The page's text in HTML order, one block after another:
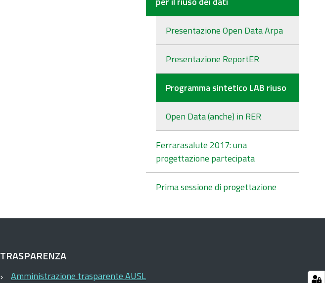
Presentazione Open Data Arpa
Presentazione ReportER
Programma sintetico LAB riuso
Open Data (anche) in RER
Ferrarasalute 2017: una
progettazione partecipata
Prima sessione di progettazione
TRASPARENZA
Amministrazione trasparente AUSL